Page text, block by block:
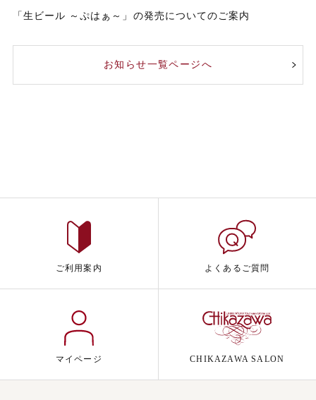
「生ビール ～ぷはぁ～」の発売についてのご案内
お知らせ一覧ページへ
ご利用案内 よくあるご質問
マイページ CHIKAZAWA SALON